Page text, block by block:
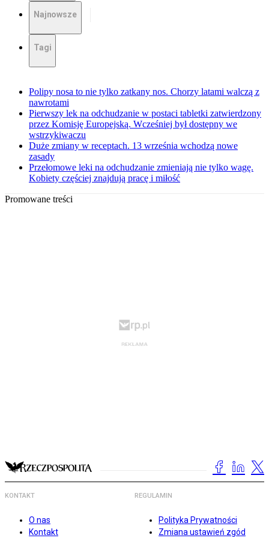
Najnowsze
Tagi
Polipy nosa to nie tylko zatkany nos. Chorzy latami walczą z
nawrotami
Pierwszy lek na odchudzanie w postaci tabletki zatwierdzony
przez Komisję Europejską. Wcześniej był dostępny we
wstrzykiwaczu
Duże zmiany w receptach. 13 września wchodzą nowe
zasady
Przełomowe leki na odchudzanie zmieniają nie tylko wagę.
Kobiety częściej znajdują pracę i miłość
Promowane treści
KONTAKT
O nas
Kontakt
REGULAMIN
Polityka Prywatności
Zmiana ustawień zgód